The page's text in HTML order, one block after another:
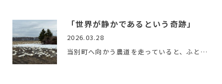
「世界が静かであるという奇跡」
2026.03.28
当別町へ向かう農道を走っていると、ふと目に飛び込んできた光…